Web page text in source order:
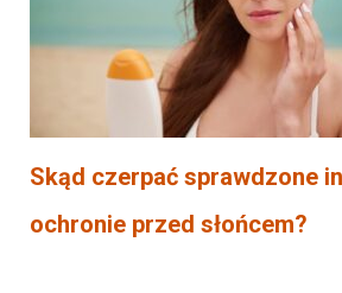
Skąd czerpać sprawdzone
ochronie przed słońcem?